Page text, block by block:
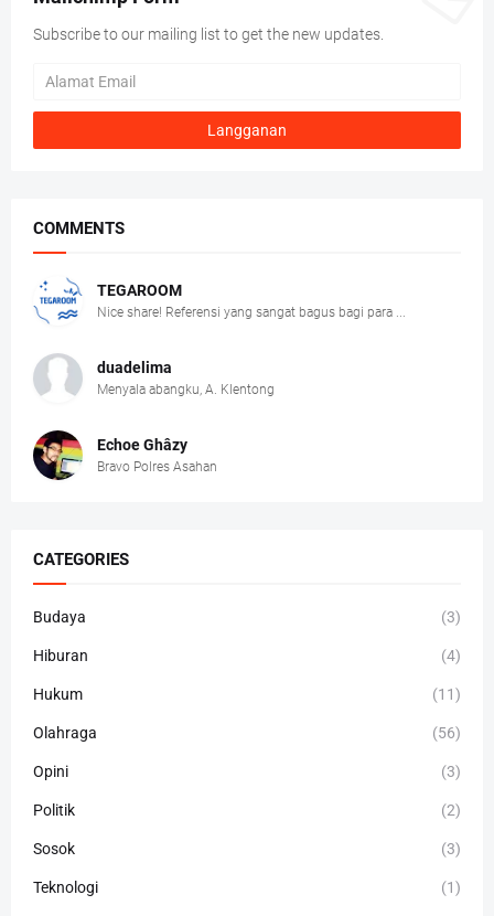
Subscribe to our mailing list to get the new updates.
COMMENTS
TEGAROOM
Nice share! Referensi yang sangat bagus bagi para ...
duadelima
Menyala abangku, A. Klentong
Echoe Ghâzy
Bravo Polres Asahan
CATEGORIES
Budaya (3)
Hiburan (4)
Hukum (11)
Olahraga (56)
Opini (3)
Politik (2)
Sosok (3)
Teknologi (1)